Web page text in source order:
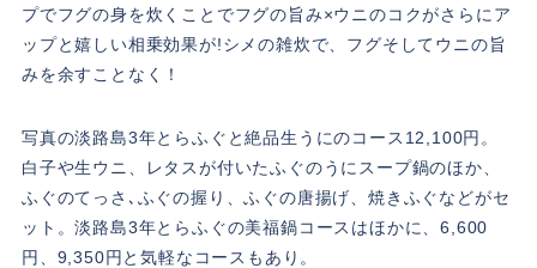
プでフグの身を炊くことでフグの旨み×ウニのコクがさらにア
ップと嬉しい相乗効果が!シメの雑炊で、フグそしてウニの旨
みを余すことなく！
写真の淡路島3年とらふぐと絶品生うにのコース12,100円。
白子や生ウニ、レタスが付いたふぐのうにスープ鍋のほか、
ふぐのてっさ､ふぐの握り、ふぐの唐揚げ、焼きふぐなどがセ
ット。淡路島3年とらふぐの美福鍋コースはほかに、6,600
円、9,350円と気軽なコースもあり。